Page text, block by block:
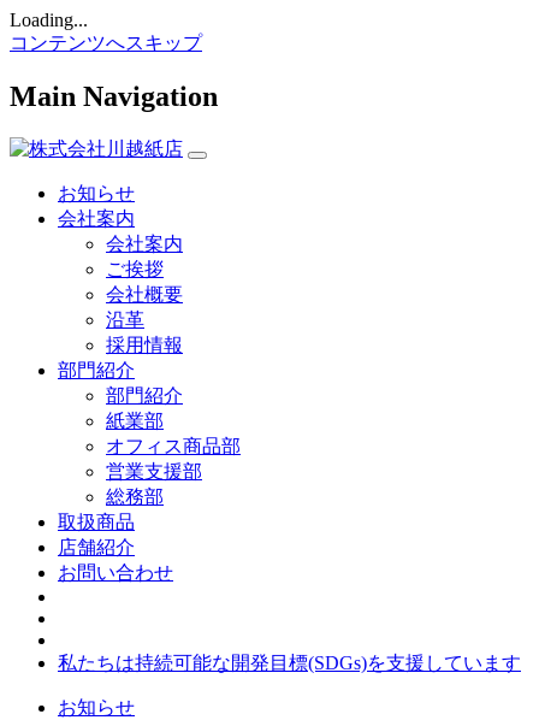
Loading...
コンテンツへスキップ
Main Navigation
お知らせ
会社案内
会社案内
ご挨拶
会社概要
沿革
採用情報
部門紹介
部門紹介
紙業部
オフィス商品部
営業支援部
総務部
取扱商品
店舗紹介
お問い合わせ
私たちは持続可能な開発目標(SDGs)を支援しています
お知らせ